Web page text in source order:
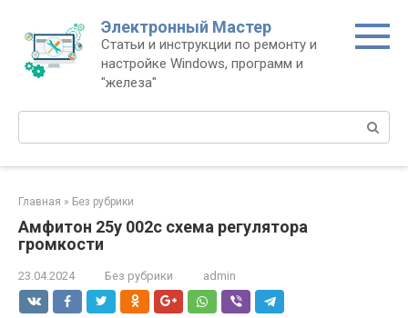
контенту
Электронный Мастер
Статьи и инструкции по ремонту и
настройке Windows, программ и
"железа"
Поиск:
Главная » Без рубрики
Амфитон 25у 002с схема регулятора
громкости
23.04.2024 Без рубрики admin